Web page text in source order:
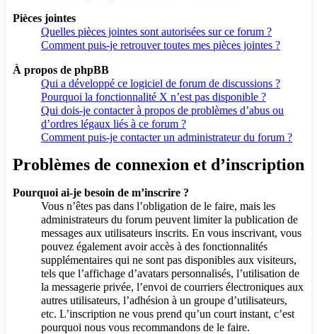
Pièces jointes
Quelles pièces jointes sont autorisées sur ce forum ?
Comment puis-je retrouver toutes mes pièces jointes ?
À propos de phpBB
Qui a développé ce logiciel de forum de discussions ?
Pourquoi la fonctionnalité X n’est pas disponible ?
Qui dois-je contacter à propos de problèmes d’abus ou
d’ordres légaux liés à ce forum ?
Comment puis-je contacter un administrateur du forum ?
Problèmes de connexion et d’inscription
Pourquoi ai-je besoin de m’inscrire ?
Vous n’êtes pas dans l’obligation de le faire, mais les
administrateurs du forum peuvent limiter la publication de
messages aux utilisateurs inscrits. En vous inscrivant, vous
pouvez également avoir accès à des fonctionnalités
supplémentaires qui ne sont pas disponibles aux visiteurs,
tels que l’affichage d’avatars personnalisés, l’utilisation de
la messagerie privée, l’envoi de courriers électroniques aux
autres utilisateurs, l’adhésion à un groupe d’utilisateurs,
etc. L’inscription ne vous prend qu’un court instant, c’est
pourquoi nous vous recommandons de le faire.